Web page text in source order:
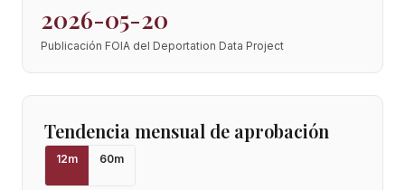
2026-05-20
Publicación FOIA del Deportation Data Project
Tendencia mensual de aprobación
12m 60m